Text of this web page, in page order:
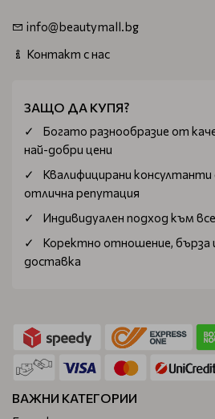
info@beautymall.bg
Контакт с нас
ЗАЩО ДА КУПЯ?
Богатo разнообразие от
най-добри цени
Квалифицирани
отлична репутация
Индивидуален подход към
Коректно отношение, бърза
доставка
ВАЖНИ КАТЕГОРИИ